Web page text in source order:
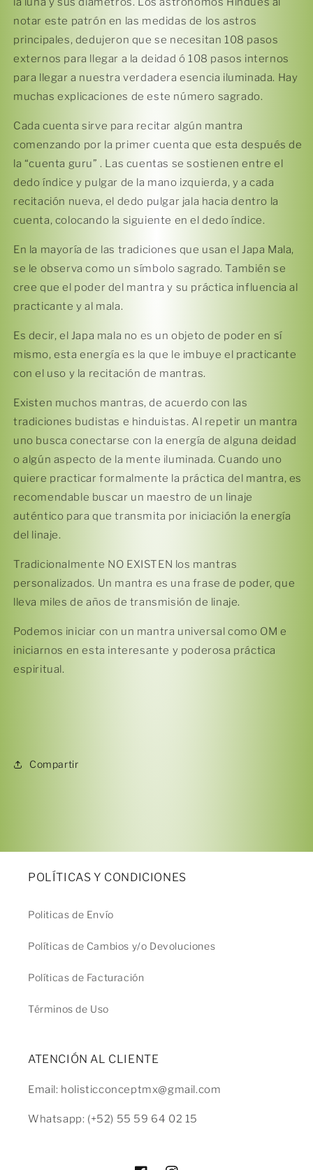
notar este patrón en las medidas de los astros
principales, dedujeron que se necesitan 108 pasos
externos para llegar a la deidad ó 108 pasos internos
para llegar a nuestra verdadera esencia iluminada. Hay
muchas explicaciones de este número sagrado.
Cada cuenta sirve para recitar algún mantra
comenzando por la primer cuenta que esta después de
la “cuenta guru” . Las cuentas se sostienen entre el
dedo índice y pulgar de la mano izquierda, y a cada
recitación nueva, el dedo pulgar jala hacia dentro la
cuenta, colocando la siguiente en el dedo índice.
En la mayoría de las tradiciones que usan el Japa Mala,
se le observa como un símbolo sagrado. También se
cree que el poder del mantra y su práctica influencia al
practicante y al mala.
Es decir, el Japa mala no es un objeto de poder en sí
mismo, esta energía es la que le imbuye el practicante
con el uso y la recitación de mantras.
Existen muchos mantras, de acuerdo con las
tradiciones budistas e hinduistas. Al repetir un mantra
uno busca conectarse con la energía de alguna deidad
o algún aspecto de la mente iluminada. Cuando uno
quiere practicar formalmente la práctica del mantra, es
recomendable buscar un maestro de un linaje
auténtico para que transmita por iniciación la energía
del linaje.
Tradicionalmente NO EXISTEN los mantras
personalizados. Un mantra es una frase de poder, que
lleva miles de años de transmisión de linaje.
Podemos iniciar con un mantra universal como OM e
iniciarnos en esta interesante y poderosa práctica
espiritual.
Compartir
POLÍTICAS Y CONDICIONES
Politicas de Envío
Políticas de Cambios y/o Devoluciones
Políticas de Facturación
Términos de Uso
ATENCIÓN AL CLIENTE
Email: holisticconceptmx@gmail.com
Whatsapp: (+52) 55 59 64 02 15
Compra ahora y paga a meses
1 Agrega tu producto al carrito y
pagar con Meses sin Tarjeta.
2 En tu cuenta de Mercado Pago,
la cantidad de meses
3 Paga mes a mes
con saldo disponible,
débito u otros medios.
Crédito sujeto a aprobación.